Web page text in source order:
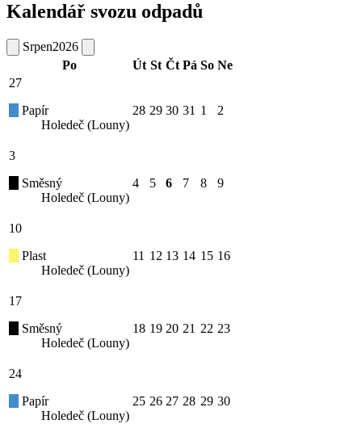
Kalendář svozu odpadů
Srpen2026
Po
Út St Čt Pá So Ne
27
Papír
Holedeč (Louny)
28 29 30 31 1 2
3
Směsný
Holedeč (Louny)
4 5 6 7 8 9
10
Plast
Holedeč (Louny)
11 12 13 14 15 16
17
Směsný
Holedeč (Louny)
18 19 20 21 22 23
24
Papír
Holedeč (Louny)
25 26 27 28 29 30